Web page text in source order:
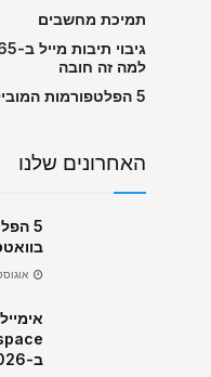
תמיכת מחשבים
למה זה חובה
5 הפלטפורמות המובילות לבניית בוטים בוואטסאפ ב-2026
האחרונים שלנו
5
אוגוסט 3,
ב-2026